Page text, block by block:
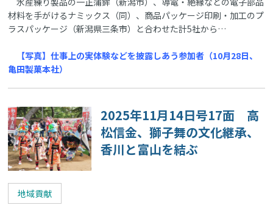
材料を手がけるナミックス（同）、商品パッケージ印刷・加工のプ
ラスパッケージ（新潟県三条市）と合わせた計5社から…
【写真】仕事上の実体験などを披露しあう参加者（10月28日、
亀田製菓本社）
2025年11月14日号17面 高
松信金、獅子舞の文化継承、
香川と富山を結ぶ
地域貢献